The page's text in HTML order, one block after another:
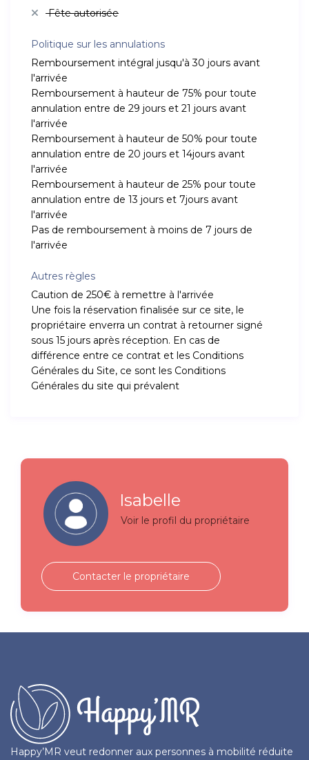
Fête autorisée
Politique sur les annulations
Remboursement intégral jusqu'à 30 jours avant
l'arrivée
Remboursement à hauteur de 75% pour toute
annulation entre de 29 jours et 21 jours avant
l'arrivée
Remboursement à hauteur de 50% pour toute
annulation entre de 20 jours et 14jours avant
l'arrivée
Remboursement à hauteur de 25% pour toute
annulation entre de 13 jours et 7jours avant
l'arrivée
Pas de remboursement à moins de 7 jours de
l'arrivée
Autres règles
Caution de 250€ à remettre à l'arrivée
Une fois la réservation finalisée sur ce site, le
propriétaire enverra un contrat à retourner signé
sous 15 jours après réception. En cas de
différence entre ce contrat et les Conditions
Générales du Site, ce sont les Conditions
Générales du site qui prévalent
Isabelle
Voir le profil du propriétaire
Contacter le propriétaire
Happy’MR veut redonner aux personnes à mobilité réduite